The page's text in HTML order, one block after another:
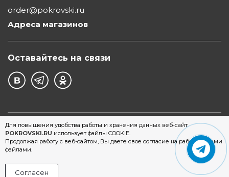
Для повышения удобства работы и хранения данных веб-сайт
POKROVSKI.RU использует файлы COOKIE.
Продолжая работу с веб-сайтом, Вы даете свое согласие на работу с этими
файлами.
Согласен
order@pokrovski.ru
Адреса магазинов
Оставайтесь на связи
©1997 - 2026 Обувной Дом "Покровский" - сеть
магазинов обуви в Екатеринбурге